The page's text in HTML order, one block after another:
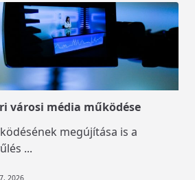
városi média működése
megújítása is a
...